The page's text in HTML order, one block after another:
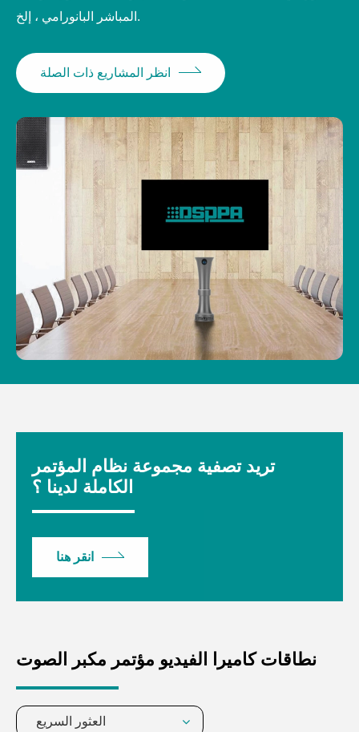
المباشر البانورامي ، إلخ.
انظر المشاريع ذات الصلة
تريد تصفية مجموعة نظام المؤتمر
الكاملة لدينا ؟
انقر هنا
نطاقات كاميرا الفيديو مؤتمر مكبر الصوت
العثور السريع